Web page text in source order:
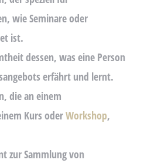
wie Seminare oder
ist.
dessen, was eine Person
erfährt und lernt.
die an einem
Kurs oderWorkshop,
zur Sammlung von